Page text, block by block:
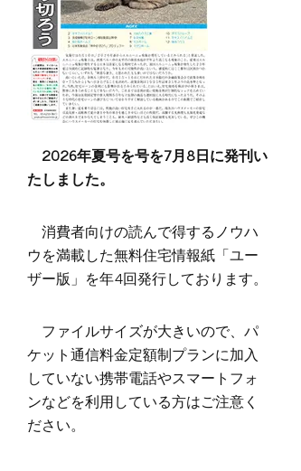
2026年夏号を号を7月8日に発刊い
たしました。
消費者向けの読んで得するノウハ
ウを満載した無料住宅情報紙「ユー
ザー版」を年4回発行しております。
ファイルサイズが大きいので、パ
ケット通信料金定額制プランに加入
していない携帯電話やスマートフォ
ンなどを利用している方はご注意く
ださい。